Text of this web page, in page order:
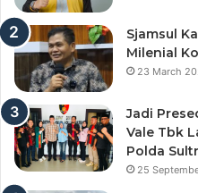
Sjamsul
Milenial
23 March
Jadi
Vale Tbk
Polda
25